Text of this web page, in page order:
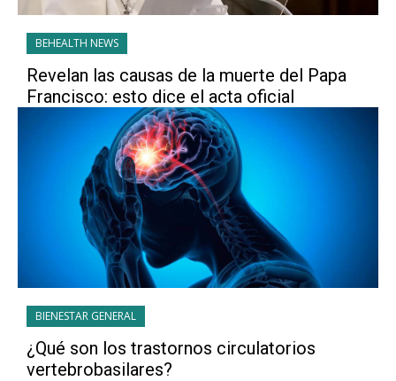
BEHEALTH NEWS
Revelan las causas de la muerte del Papa
Francisco: esto dice el acta oficial
BIENESTAR GENERAL
¿Qué son los trastornos circulatorios
vertebrobasilares?